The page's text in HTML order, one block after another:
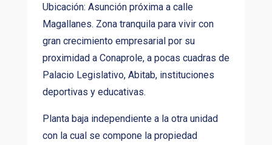
Ubicación: Asunción próxima a calle
Magallanes. Zona tranquila para vivir con
gran crecimiento empresarial por su
proximidad a Conaprole, a pocas cuadras de
Palacio Legislativo, Abitab, instituciones
deportivas y educativas.
Planta baja independiente a la otra unidad
con la cual se compone la propiedad